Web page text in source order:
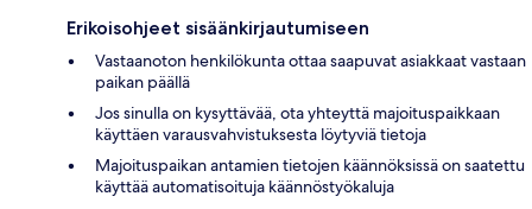
Erikoisohjeet sisäänkirjautumiseen
Vastaanoton henkilökunta ottaa saapuvat asiakkaat vastaan
paikan päällä
Jos sinulla on kysyttävää, ota yhteyttä majoituspaikkaan
käyttäen varausvahvistuksesta löytyviä tietoja
Majoituspaikan antamien tietojen käännöksissä on saatettu
käyttää automatisoituja käännöstyökaluja